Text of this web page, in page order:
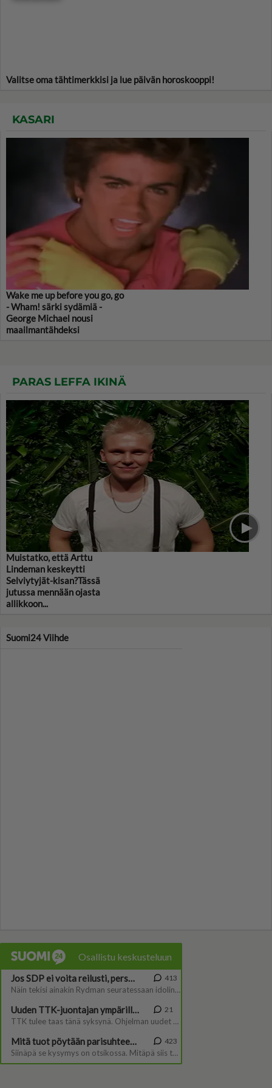
Valitse oma tähtimerkkisi ja lue päivän horoskooppi!
KASARI
Wake me up before you go, go
- Wham! särki sydämiä -
George Michael nousi
maailmantähdeksi
PARAS LEFFA IKINÄ
Muistatko, että Arttu
Lindeman keskeytti
Selviytyjät-kisan?Tässä
jutussa mennään ojasta
allikkoon...
Suomi24 Viihde